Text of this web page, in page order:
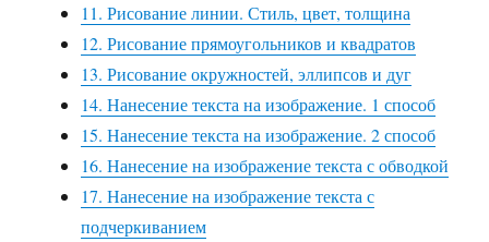
11. Рисование линии. Стиль, цвет, толщина
12. Рисование прямоугольников и квадратов
13. Рисование окружностей, эллипсов и дуг
14. Нанесение текста на изображение. 1 способ
15. Нанесение текста на изображение. 2 способ
16. Нанесение на изображение текста с обводкой
17. Нанесение на изображение текста с
подчеркиванием